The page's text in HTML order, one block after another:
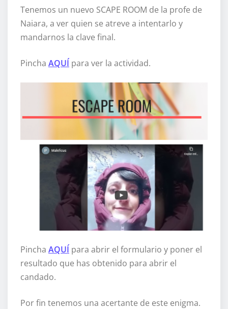
Tenemos un nuevo SCAPE ROOM de la profe de
Naiara, a ver quien se atreve a intentarlo y
mandarnos la clave final.
Pincha AQUÍ para ver la actividad.
Pincha AQUÍ para abrir el formulario y poner el
resultado que has obtenido para abrir el
candado.
Por fin tenemos una acertante de este enigma.